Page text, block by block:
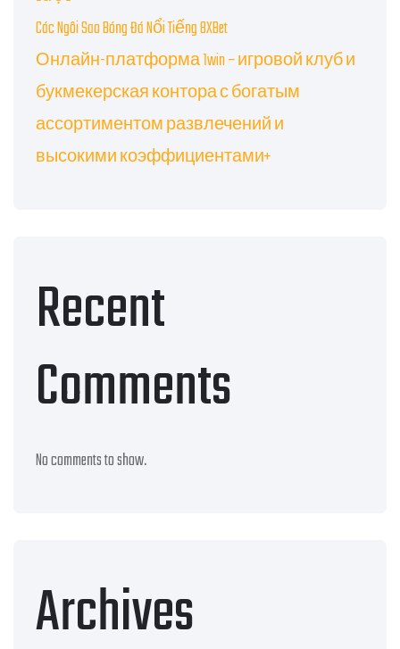
Các Ngôi Sao Bóng Đá Nổi Tiếng 8XBet
Онлайн-платформа 1win – игровой клуб и
букмекерская контора с богатым
ассортиментом развлечений и
высокими коэффициентами+
Recent
Comments
No comments to show.
Archives